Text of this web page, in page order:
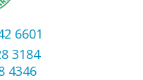
6601
3184
4346